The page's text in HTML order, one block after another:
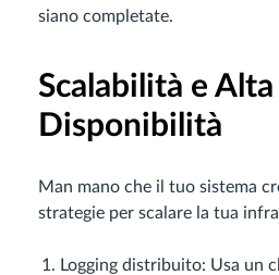
siano completate.
Scalabilità e Alta
Disponibilità
Man mano che il tuo sistema
strategie per scalare la tua
Logging distribuito: Usa un